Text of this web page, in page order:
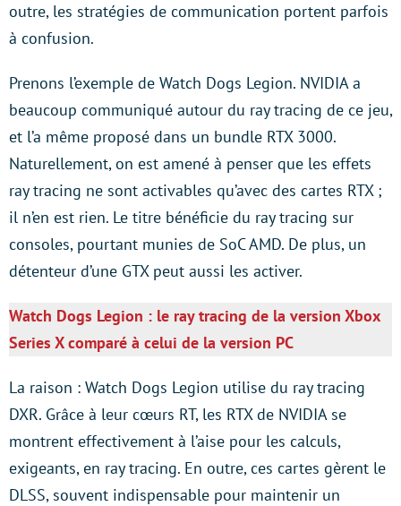
outre, les stratégies de communication portent parfois
à confusion.
Prenons l’exemple de Watch Dogs Legion. NVIDIA a
beaucoup communiqué autour du ray tracing de ce jeu,
et l’a même proposé dans un bundle RTX 3000.
Naturellement, on est amené à penser que les effets
ray tracing ne sont activables qu’avec des cartes RTX ;
il n’en est rien. Le titre bénéficie du ray tracing sur
consoles, pourtant munies de SoC AMD. De plus, un
détenteur d’une GTX peut aussi les activer.
Watch Dogs Legion : le ray tracing de la version Xbox
Series X comparé à celui de la version PC
La raison : Watch Dogs Legion utilise du ray tracing
DXR. Grâce à leur cœurs RT, les RTX de NVIDIA se
montrent effectivement à l’aise pour les calculs,
exigeants, en ray tracing. En outre, ces cartes gèrent le
DLSS, souvent indispensable pour maintenir un